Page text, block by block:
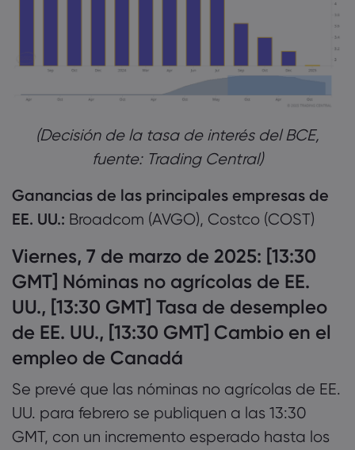
(Decisión de la tasa de interés del BCE,
fuente: Trading Central)
Ganancias de las principales empresas de
EE. UU.: Broadcom (AVGO), Costco (COST)
Viernes, 7 de marzo de 2025: [13:30
GMT] Nóminas no agrícolas de EE.
UU., [13:30 GMT] Tasa de desempleo
de EE. UU., [13:30 GMT] Cambio en el
empleo de Canadá
Se prevé que las nóminas no agrícolas de EE.
UU. para febrero se publiquen a las 13:30
GMT, con un incremento esperado hasta los